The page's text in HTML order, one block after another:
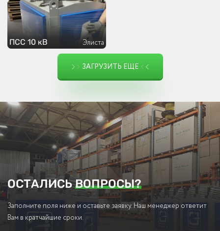
ПСС 10 кВ Элиста
ЗАГРУЗИТЬ ЕЩЕ
ОСТАЛИСЬВОПРОСЫ?
Заполните поля ниже и оставьте заявку. Наш менеджер ответит
Вам в кратчайшие сроки.